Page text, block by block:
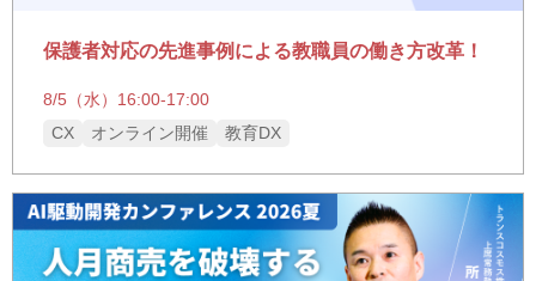
保護者対応の先進事例による教職員の働き方改革！
8/5（水）16:00-17:00
CX
オンライン開催 教育DX